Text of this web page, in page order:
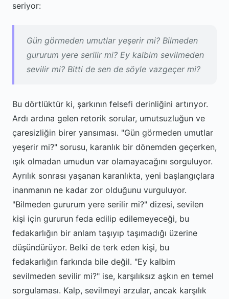
seriyor:
Gün görmeden umutlar yeşerir mi? Bilmeden
gururum yere serilir mi? Ey kalbim sevilmeden
sevilir mi? Bitti de sen de söyle vazgeçer mi?
Bu dörtlüktür ki, şarkının felsefi derinliğini artırıyor.
Ardı ardına gelen retorik sorular, umutsuzluğun ve
çaresizliğin birer yansıması. "Gün görmeden umutlar
yeşerir mi?" sorusu, karanlık bir dönemden geçerken,
ışık olmadan umudun var olamayacağını sorguluyor.
Ayrılık sonrası yaşanan karanlıkta, yeni başlangıçlara
inanmanın ne kadar zor olduğunu vurguluyor.
"Bilmeden gururum yere serilir mi?" dizesi, sevilen
kişi için gururun feda edilip edilemeyeceği, bu
fedakarlığın bir anlam taşıyıp taşımadığı üzerine
düşündürüyor. Belki de terk eden kişi, bu
fedakarlığın farkında bile değil. "Ey kalbim
sevilmeden sevilir mi?" ise, karşılıksız aşkın en temel
sorgulaması. Kalp, sevilmeyi arzular, ancak karşılık